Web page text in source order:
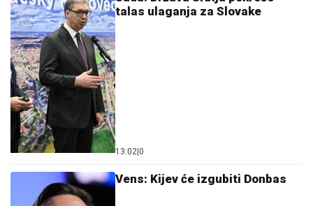
talas ulaganja za Slovake
13:02 0
Vens: Kijev će izgubiti Donbas